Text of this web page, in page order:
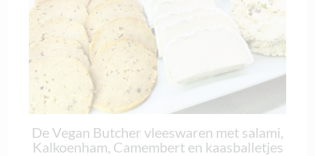
De Vegan Butcher vleeswaren met salami,
Kalkoenham, Camembert en kaasballetjes